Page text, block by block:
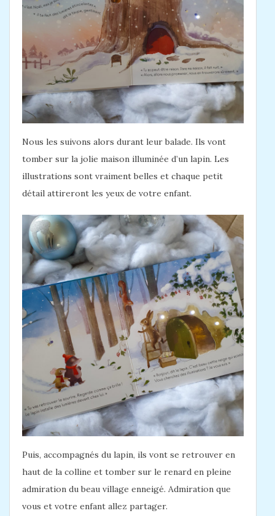
Nous les suivons alors durant leur balade. Ils vont
tomber sur la jolie maison illuminée d’un lapin. Les
illustrations sont vraiment belles et chaque petit
détail attireront les yeux de votre enfant.
Puis, accompagnés du lapin, ils vont se retrouver en
haut de la colline et tomber sur le renard en pleine
admiration du beau village enneigé. Admiration que
vous et votre enfant allez partager.